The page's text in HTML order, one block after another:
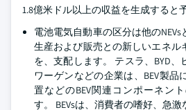
1.8億米ドル以上の収益を生成すると
電池電気自動車の区分は他の
生産および販売との新しいエネル
を、支配します。 テスラ、BYD
ワーゲンなどの企業は、BEV製品
置などのBEV関連コンポーネン
す。 BEVsは、消費者の嗜好、急